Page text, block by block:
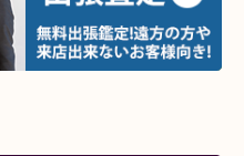
のご依頼も大歓迎です。
わからない…
より出張買取をご依頼下さい。